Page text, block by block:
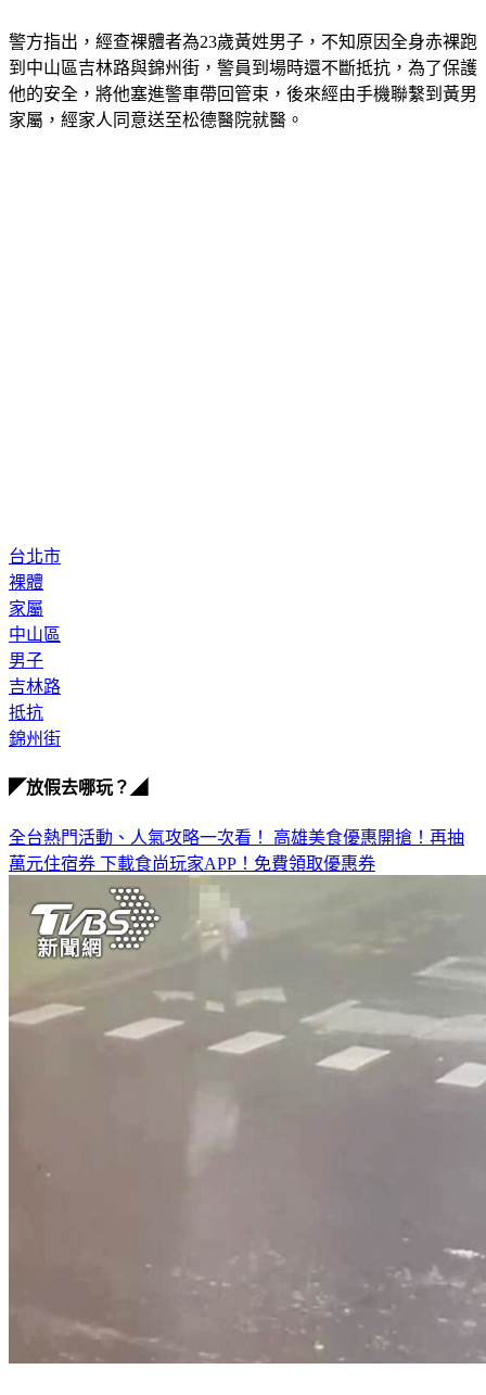
警方指出，經查裸體者為23歲黃姓男子，不知原因全身赤裸跑
到中山區吉林路與錦州街，警員到場時還不斷抵抗，為了保護
他的安全，將他塞進警車帶回管束，後來經由手機聯繫到黃男
家屬，經家人同意送至松德醫院就醫。
台北市
裸體
家屬
中山區
男子
吉林路
抵抗
錦州街
◤放假去哪玩？◢
全台熱門活動、人氣攻略一次看！ 高雄美食優惠開搶！再抽
萬元住宿券 下載食尚玩家APP！免費領取優惠券